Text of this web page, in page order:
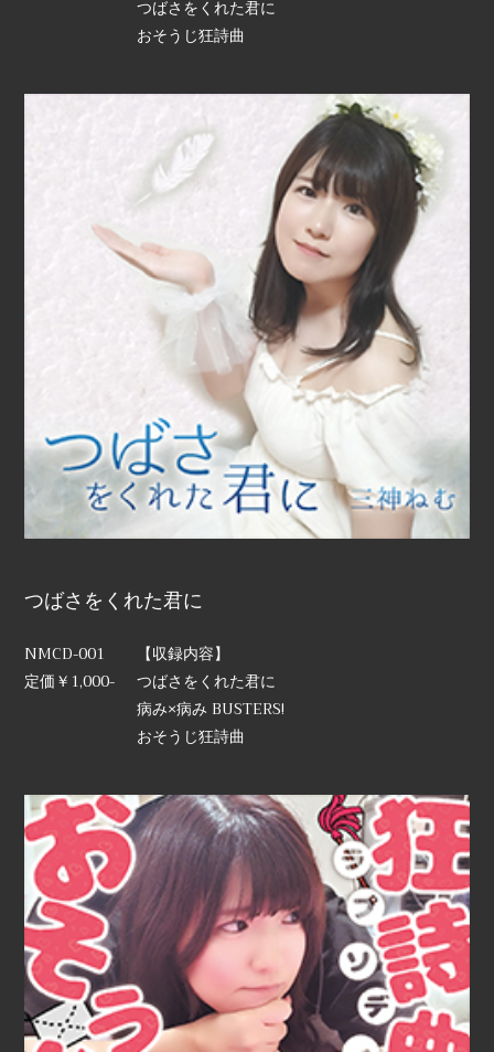
つばさをくれた君に
おそうじ狂詩曲
つばさをくれた君に
NMCD-001
定価￥1,000-
【収録内容】
つばさをくれた君に
病み×病み BUSTERS!
おそうじ狂詩曲